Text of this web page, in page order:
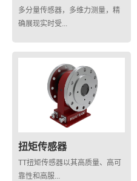
多分量传感器，多维力测量，精
确展现实时受...
扭矩传感器
TT扭矩传感器以其高质量、高可
靠性和高服...